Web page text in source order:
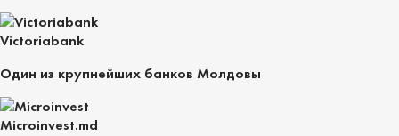
Victoriabank
Один из крупнейших банков Молдовы
Microinvest.md